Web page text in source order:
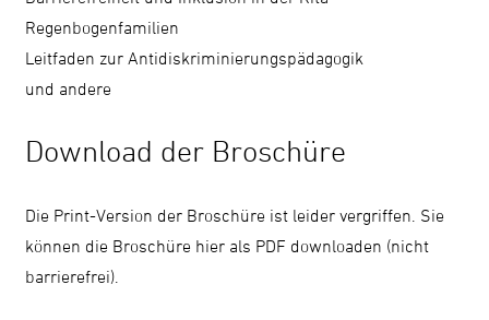
Regenbogenfamilien
Leitfaden zur Antidiskriminierungspädagogik
und andere
Download der Broschüre
Die Print-Version der Broschüre ist leider vergriffen. Sie
können die Broschüre hier als PDF downloaden (nicht
barrierefrei).